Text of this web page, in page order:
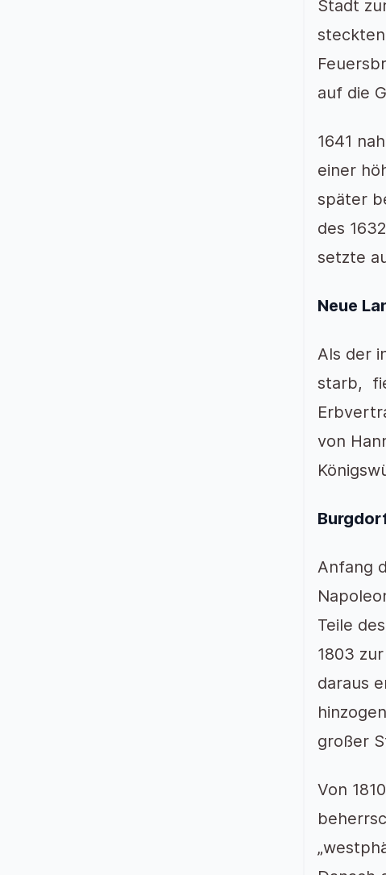
Stadt
auf die
1641
einer
später
des
setzte
Neue
Als der
starb,
von
Anfang
Teile
1803
daraus
großer
Von